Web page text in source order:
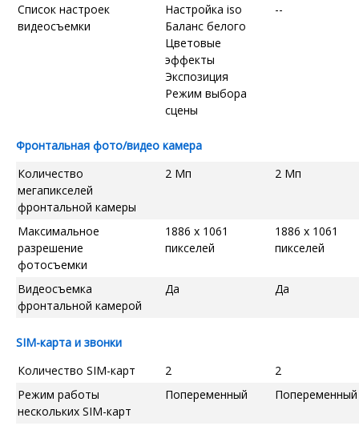
Список настроек
видеосъемки
Настройка iso
Баланс белого
Цветовые
эффекты
Экспозиция
Режим выбора
сцены
--
Фронтальная фото/видео камера
Количество
мегапикселей
фронтальной камеры
2 Мп 2 Мп
Максимальное
разрешение
фотосъемки
1886 x 1061
пикселей
1886 x 1061
пикселей
Видеосъемка
фронтальной камерой
Да Да
SIM-карта и звонки
Количество SIM-карт
2
2
Режим работы
нескольких SIM-карт
Попеременный Попеременный